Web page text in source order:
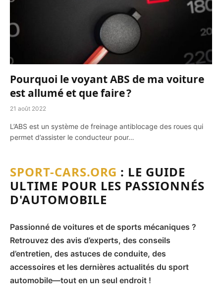
Pourquoi le voyant ABS de ma voiture
est allumé et que faire ?
21 août 2022
L’ABS est un système de freinage antiblocage des roues qui
permet d’assister le conducteur pour…
SPORT-CARS.ORG : LE GUIDE
ULTIME POUR LES PASSIONNÉS
D'AUTOMOBILE
Passionné de voitures et de sports mécaniques ?
Retrouvez des avis d’experts, des conseils
d’entretien, des astuces de conduite, des
accessoires et les dernières actualités du sport
automobile—tout en un seul endroit !